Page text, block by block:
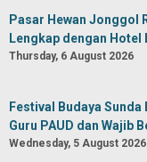
Pasar Hewan Jonggol
Lengkap dengan Hotel
Thursday, 6 August 2026
Festival Budaya
Guru PAUD dan Wajib
Wednesday, 5 August 2026